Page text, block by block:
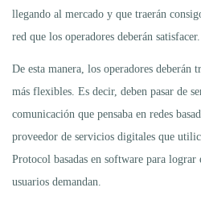
llegando al mercado y que traerán
red que los operadores deberán satisfacer.
De esta manera, los operadores deberán
más flexibles. Es decir, deben pasar de
comunicación que pensaba en redes
proveedor de servicios digitales que
Protocol basadas en software para lograr
usuarios demandan.